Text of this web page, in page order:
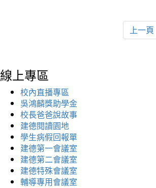
上一頁
線上專區
校內直播專區
吳鴻麟獎助學金
校長爸爸說故事
建德閱讀園地
學生病假回報單
建德第一會議室
建德第二會議室
建德特殊會議室
輔導專用會議室